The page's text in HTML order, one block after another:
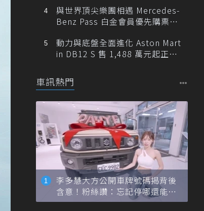
與世界頂尖樂團相遇 Mercedes-
Benz Pass 白金會員優先購票維
動力與底盤全面進化 Aston Mart
in DB12 S 售 1,488 萬元起正式
車訊熱門
李多慧大方公開車牌號碼揭背後
含意！粉絲讚：忘記停哪還能幫
忙找車